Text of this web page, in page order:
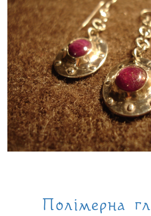
Полімерна